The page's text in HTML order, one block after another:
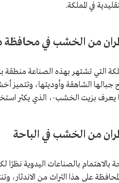
في المملكة.
من الخشب في محافظة
التي تشتهر بهذه الصناعة
الشاهقة وأوديتها، وتتميز
يعرف بزيت الخشب-، الذي يكثر
من الخشب في الباحة
بالاهتمام بالصناعات اليدوية نظرًا
على هذا التراث من الاندثار،